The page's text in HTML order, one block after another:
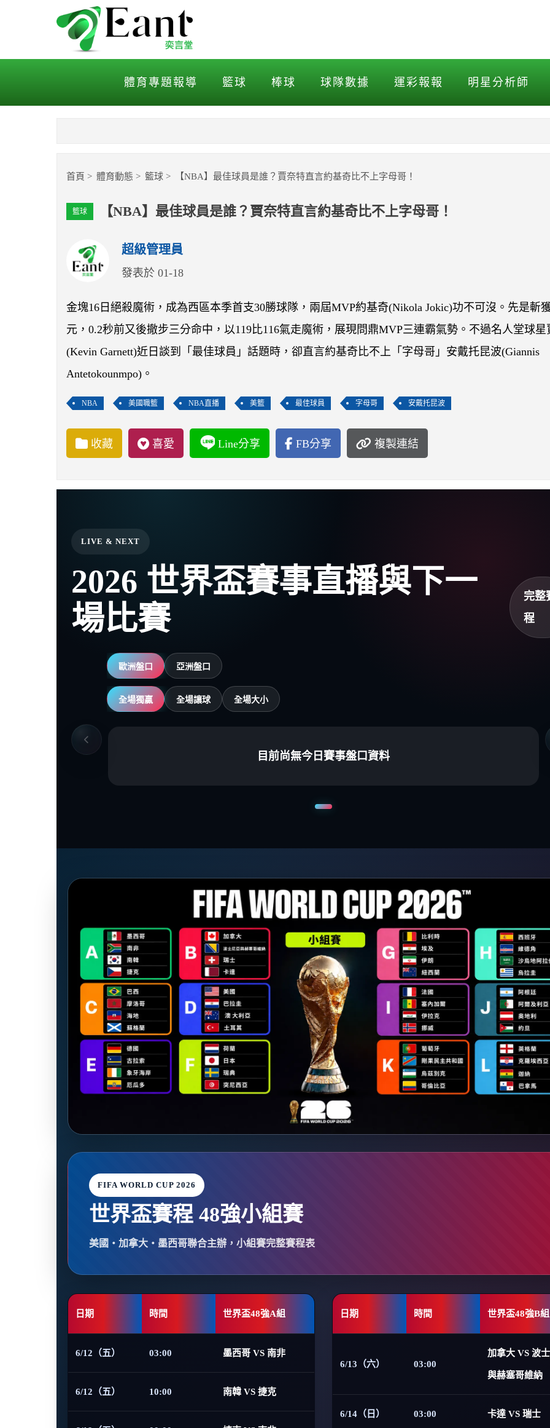
【NBA】最佳球員是誰？賈奈特直言約基奇比不上字母
體育專題報導 籃球 棒球 球隊數據 運彩報報 明星分析師
首頁 體育動態 籃球 【NBA】最佳球員是誰？賈奈特直言約基奇比不上字母哥！
籃球 【NBA】最佳球員是誰？賈奈特直言約基奇比不上字母哥！
超級管理員
發表於 01-18
金塊16日絕殺魔術，成為西區本季首支30勝球隊，兩屆MVP約基奇(Nikola Jokic)功不可沒。先是斬
元，0.2秒前又後撤步三分命中，以119比116氣走魔術，展現問鼎MVP三連霸氣勢。不過名人堂球星
(Kevin Garnett)近日談到「最佳球員」話題時，卻直言約基奇比不上「字母哥」安戴托昆波(Giannis
Antetokounmpo)。
NBA 美國職籃 NBA直播 美籃 最佳球員 字母哥 安戴托昆波
收藏 喜愛 Line分享 FB分享 複製連結
LIVE & NEXT
2026 世界盃賽事直播與下一
場比賽
完整
程
歐洲盤口 亞洲盤口
全場獨贏 全場讓球 全場大小
目前尚無今日賽事盤口資料
FIFA WORLD CUP 2026
世界盃賽程 48強小組賽
美國・加拿大・墨西哥聯合主辦，小組賽完整賽程表
日期 時間 世界盃48強A組
6/12（五） 03:00 墨西哥 VS 南非
6/12（五） 10:00 南韓 VS 捷克
日期 時間 世界盃48強B組
6/13（六） 03:00
加拿大 VS 波
與赫塞哥維納
6/14（日） 03:00 卡達 VS 瑞士